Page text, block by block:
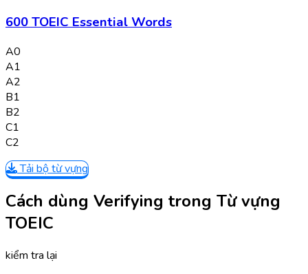
600 TOEIC Essential Words
A0
A1
A2
B1
B2
C1
C2
Tải bộ từ vựng
Cách dùng Verifying trong Từ vựng
TOEIC
kiểm tra lại